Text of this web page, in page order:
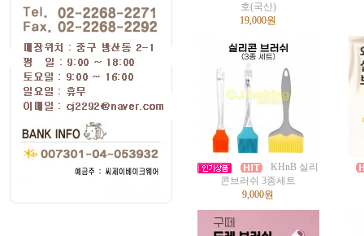
호(국산)
19,000원
KHnB 실리
콘브러쉬 3종세트
9,000원